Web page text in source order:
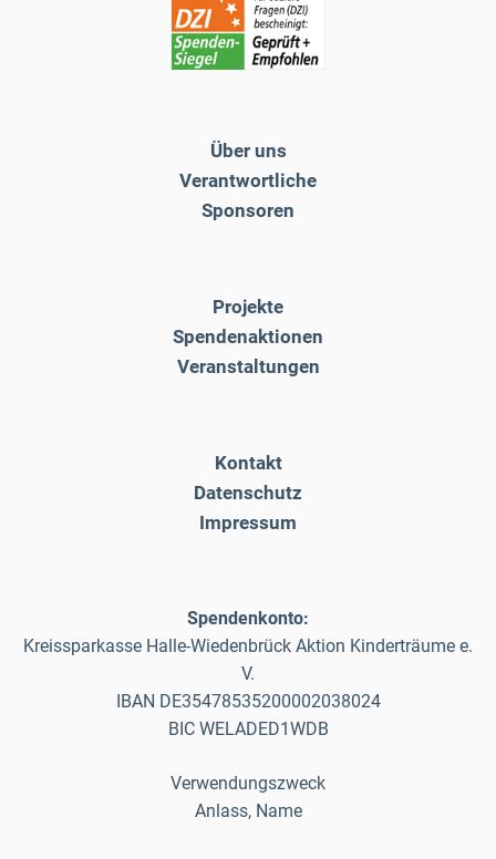
Über uns
Verantwortliche
Sponsoren
Projekte
Spendenaktionen
Veranstaltungen
Kontakt
Datenschutz
Impressum
Spendenkonto:
Kreissparkasse Halle-Wiedenbrück Aktion Kinderträume e.
V.
IBAN DE35478535200002038024
BIC WELADED1WDB
Verwendungszweck
Anlass, Name